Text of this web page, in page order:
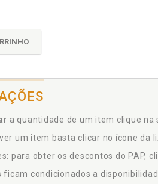
a quantidade de um item clique
um item basta clicar no ícone da
para obter os descontos do PAP,
ficam condicionados a